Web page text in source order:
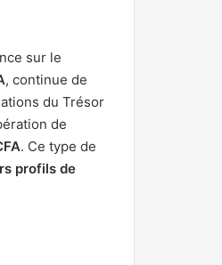
sur le
, continue de
du Trésor
de
. Ce type de
profils de